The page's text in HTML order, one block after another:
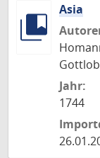
Asia
Jahr:
1744